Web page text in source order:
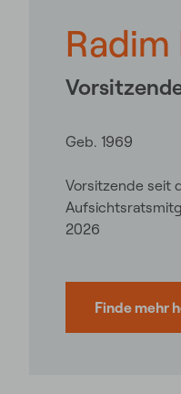
Radim
Geb. 1969
Vorsitzende seit
2026
Finde mehr